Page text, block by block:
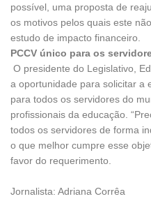
possível, uma proposta de
os motivos pelos quais este
estudo de impacto financeiro.
PCCV único para os
O presidente do Legislativo,
a oportunidade para solicitar a
para todos os servidores do
profissionais da educação.
todos os servidores de forma
o que melhor cumpre esse
favor do requerimento.
Jornalista: Adriana Corrêa